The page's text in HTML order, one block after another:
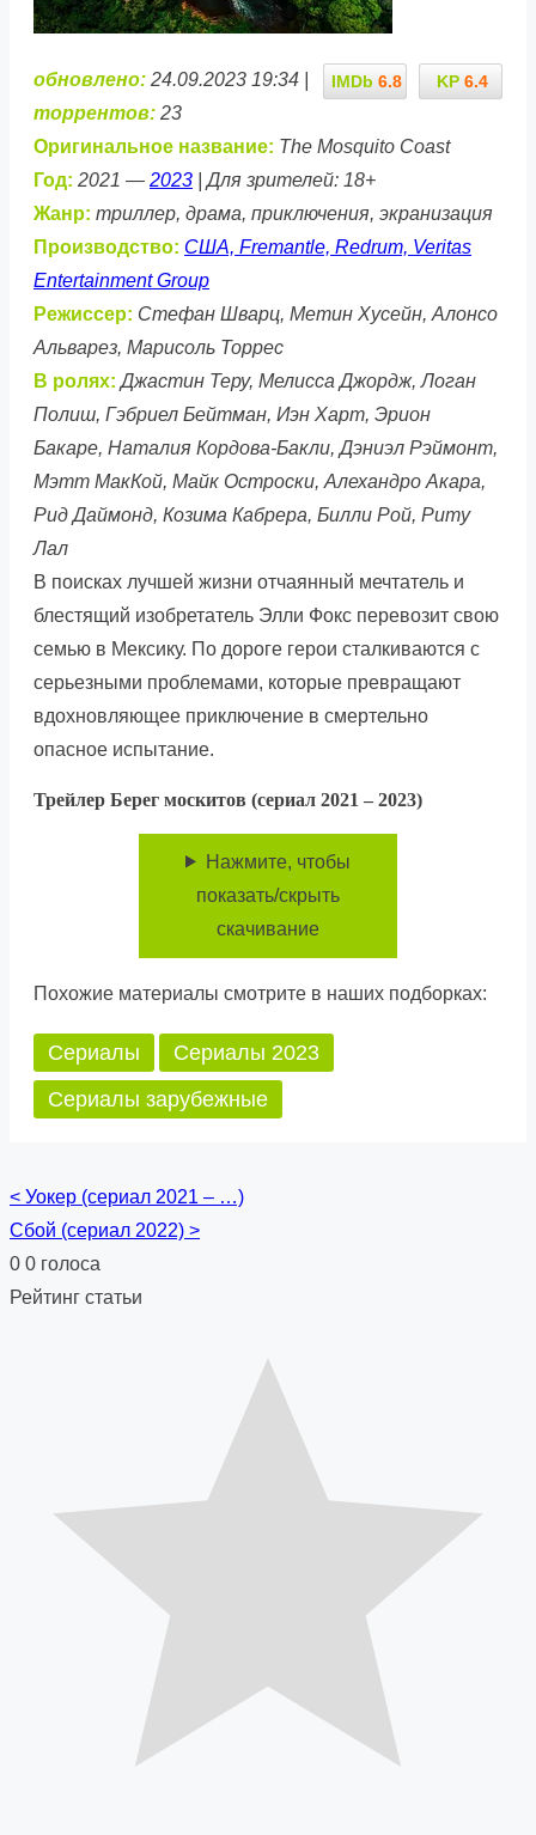
KP 6.4
IMDb 6.8
обновлено: 24.09.2023 19:34 |
торрентов: 23
Оригинальное название: The Mosquito Coast
Год: 2021 — 2023 | Для зрителей: 18+
Жанр: триллер, драма, приключения, экранизация
Производство: США, Fremantle, Redrum, Veritas
Entertainment Group
Режиссер: Стефан Шварц, Метин Хусейн, Алонсо
Альварез, Марисоль Торрес
В ролях: Джастин Теру, Мелисса Джордж, Логан
Полиш, Гэбриел Бейтман, Иэн Харт, Эрион
Бакаре, Наталия Кордова-Бакли, Дэниэл Рэймонт,
Мэтт МакКой, Майк Остроски, Алехандро Акара,
Рид Даймонд, Козима Кабрера, Билли Рой, Риту
Лал
В поисках лучшей жизни отчаянный мечтатель и
блестящий изобретатель Элли Фокс перевозит свою
семью в Мексику. По дороге герои сталкиваются с
серьезными проблемами, которые превращают
вдохновляющее приключение в смертельно
опасное испытание.
Трейлер Берег москитов (сериал 2021 – 2023)
Нажмите, чтобы
показать/скрыть
скачивание
Похожие материалы смотрите в наших подборках:
Сериалы
Сериалы 2023
Сериалы зарубежные
Posts
navigation
< Уокер (сериал 2021 – …)
Сбой (сериал 2022) >
0 0 голоса
Рейтинг статьи